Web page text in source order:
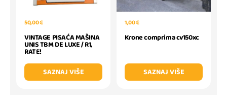
50,00 €
VINTAGE PISAĆA MAŠINA
UNIS TBM DE LUXE / R1,
RATE!
SAZNAJ VIŠE
1,00 €
Krone comprima cv150xc
SAZNAJ VIŠE